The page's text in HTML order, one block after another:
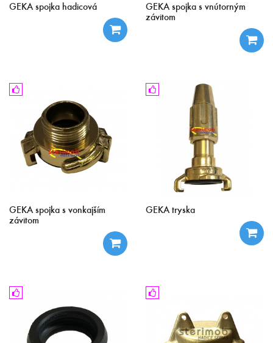
GEKA spojka hadicová
GEKA spojka s vnútorným
závitom
GEKA spojka s vonkajším
závitom
GEKA tryska